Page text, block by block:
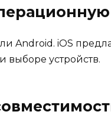
Android. iOS
выборе устройств.